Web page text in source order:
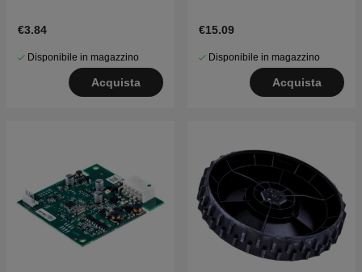
€3.84
Disponibile in magazzino
Acquista
€15.09
Disponibile in magazzino
Acquista